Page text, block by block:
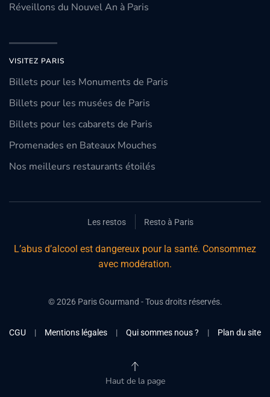
Réveillons du Nouvel An à Paris
VISITEZ PARIS
Billets pour les Monuments de Paris
Billets pour les musées de Paris
Billets pour les cabarets de Paris
Promenades en Bateaux Mouches
Nos meilleurs restaurants étoilés
Les restos Resto à Paris
L’abus d’alcool est dangereux pour la santé. Consommez
avec modération.
©2026Paris Gourmand - Tous droits réservés.
CGU | Mentions légales | Qui sommes nous ? | Plan du site
Haut de la page